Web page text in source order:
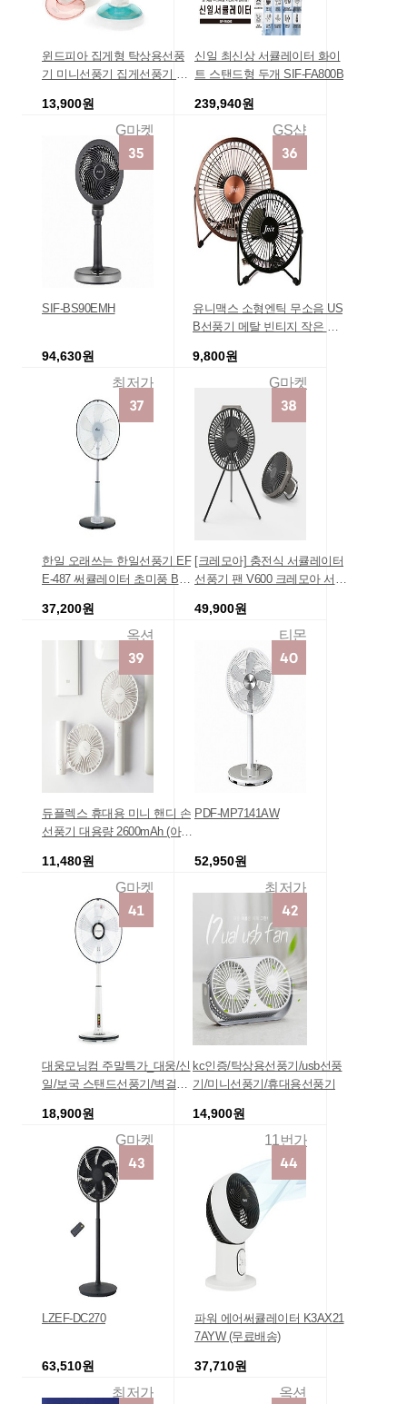
윈드피아 집게형 탁상용선풍
기 미니선풍기 집게선풍기 WF
13,900원
G마켓
신일 최신상 서큘레이터 화이
트 스탠드형 두개 SIF-FA800B
239,940원
GS샵
SIF-BS90EMH
94,630원
최저가
유니맥스 소형엔틱 무소음 US
B선풍기 메탈 빈티지 작은 디
9,800원
G마켓
한일 오래쓰는 한일선풍기 EF
E-487 써큘레이터 초미풍 BLD
37,200원
옥션
[크레모아] 충전식 서큘레이터
선풍기 팬 V600 크레모아 서큘
49,900원
티몬
듀플렉스 휴대용 미니 핸디 손
선풍기 대용량 2600mAh (아
11,480원
G마켓
PDF-MP7141AW
52,950원
최저가
대웅모닝컴 주말특가_대웅/신
일/보국 스탠드선풍기/벽걸이
18,900원
G마켓
kc인증/탁상용선풍기/usb선풍
기/미니선풍기/휴대용선풍기
14,900원
11번가
LZEF-DC270
63,510원
최저가
파워 에어써큘레이터 K3AX21
7AYW (무료배송)
37,710원
옥션